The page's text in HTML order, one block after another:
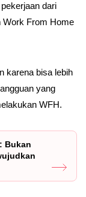
dari
Work From Home
karena bisa lebih
yang
WFH.
Bukan